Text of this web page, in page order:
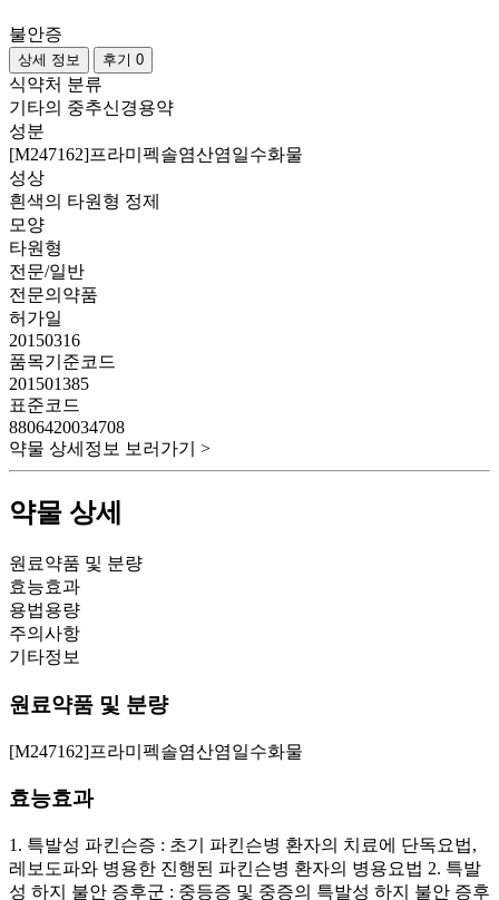
불안증
상세 정보 후기 0
식약처 분류
기타의 중추신경용약
성분
[M247162]프라미펙솔염산염일수화물
성상
흰색의 타원형 정제
모양
타원형
전문/일반
전문의약품
허가일
20150316
품목기준코드
201501385
표준코드
8806420034708
약물 상세정보 보러가기 >
약물 상세
원료약품 및 분량
효능효과
용법용량
주의사항
기타정보
원료약품 및 분량
[M247162]프라미펙솔염산염일수화물
효능효과
1. 특발성 파킨슨증 : 초기 파킨슨병 환자의 치료에 단독요법,
레보도파와 병용한 진행된 파킨슨병 환자의 병용요법 2. 특발
성 하지 불안 증후군 : 중등증 및 중증의 특발성 하지 불안 증후